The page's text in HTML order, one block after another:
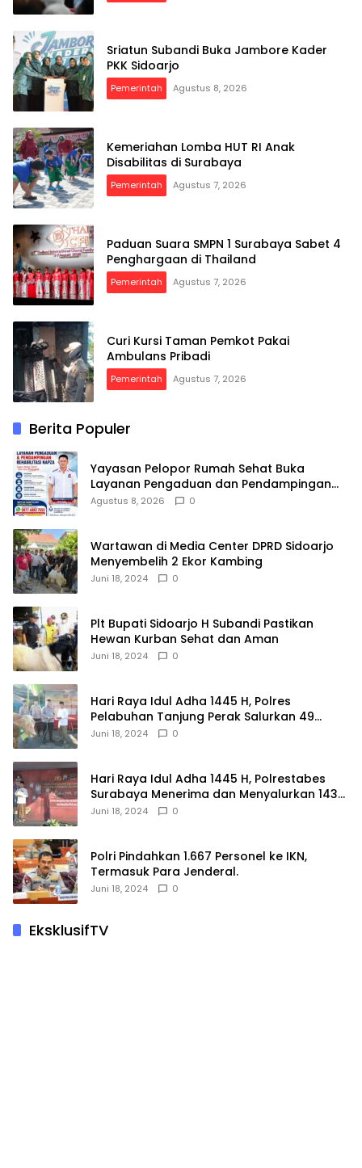
Sriatun Subandi Buka Jambore Kader
PKK Sidoarjo
Pemerintah Agustus 8, 2026
Kemeriahan Lomba HUT RI Anak
Disabilitas di Surabaya
Pemerintah Agustus 7, 2026
Paduan Suara SMPN 1 Surabaya Sabet 4
Penghargaan di Thailand
Pemerintah Agustus 7, 2026
Curi Kursi Taman Pemkot Pakai
Ambulans Pribadi
Pemerintah Agustus 7, 2026
Berita Populer
Yayasan Pelopor Rumah Sehat Buka
Layanan Pengaduan dan Pendampingan
Rehabilitasi NAPZA 24 Jam
Agustus 8, 2026 0
Wartawan di Media Center DPRD Sidoarjo
Menyembelih 2 Ekor Kambing
Juni 18, 2024 0
Plt Bupati Sidoarjo H Subandi Pastikan
Hewan Kurban Sehat dan Aman
Juni 18, 2024 0
Hari Raya Idul Adha 1445 H, Polres
Pelabuhan Tanjung Perak Salurkan 49
Hewan Korban.
Juni 18, 2024 0
Hari Raya Idul Adha 1445 H, Polrestabes
Surabaya Menerima dan Menyalurkan 143
Hewan Kurban
Juni 18, 2024 0
Polri Pindahkan 1.667 Personel ke IKN,
Termasuk Para Jenderal.
Juni 18, 2024 0
EksklusifTV